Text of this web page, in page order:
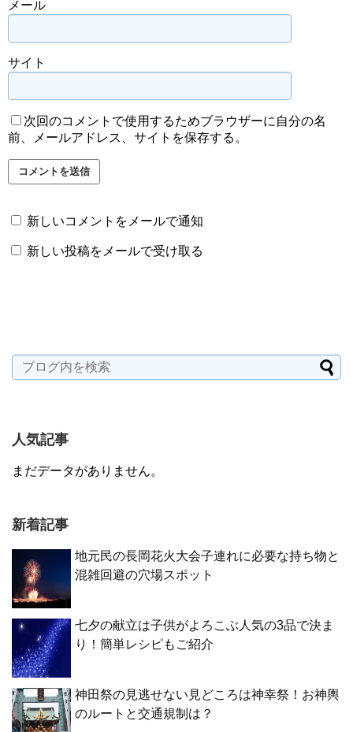
メール
サイト
次回のコメントで使用するためブラウザーに自分の名
前、メールアドレス、サイトを保存する。
新しいコメントをメールで通知
新しい投稿をメールで受け取る
人気記事
まだデータがありません。
新着記事
地元民の長岡花火大会子連れに必要な持ち物と
混雑回避の穴場スポット
七夕の献立は子供がよろこぶ人気の3品で決ま
り！簡単レシピもご紹介
神田祭の見逃せない見どころは神幸祭！お神輿
のルートと交通規制は？